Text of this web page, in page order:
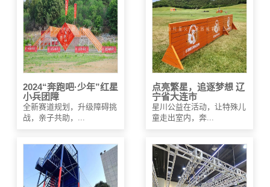
2024“奔跑吧·少年”红星
小兵团障
全新赛道规划，升级障碍挑
战，亲子共助，...
点亮繁星，追逐梦想 辽
宁省大连市
星川公益在活动，让特殊儿
童走出室内，奔...